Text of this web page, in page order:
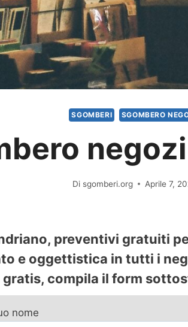
SGOMBERI SGOMBERO
Di sgomberi.org Aprile 7,
preventivi gratuiti
e oggettistica in tutti i
compila il form
nome